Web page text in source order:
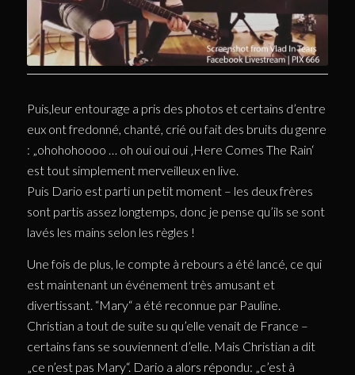
Puis,leur entourage a pris des photos et certains d’entre
eux ont fredonné, chanté, crié ou fait des bruits du genre
: „ohohohoooo … oh oui oui oui ‚Here Comes The Rain‘
est tout simplement merveilleux en live.
Puis Dario est parti un petit moment – les deux frères
sont partis assez longtemps, donc je pense qu’ils se sont
lavés les mains selon les règles !
Une fois de plus, le compte à rebours a été lancé, ce qui
est maintenant un événement très amusant et
divertissant. “Mary“ a été reconnue par Pauline.
Christian a tout de suite su qu’elle venait de France –
certains fans se souviennent d’elle. Mais Christian a dit
„ce n’est pas Mary“. Dario a alors répondu: „c’est à